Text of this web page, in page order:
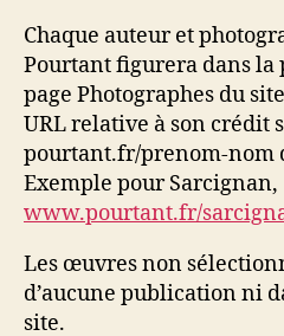
Chaque auteur et
Pourtant figurera dans la
page Photographes du
URL relative à son crédit
pourtant.fr/prenom-nom
Exemple pour Sarcignan,
www.pourtant.fr/
Les œuvres non
d’aucune publication ni
site.